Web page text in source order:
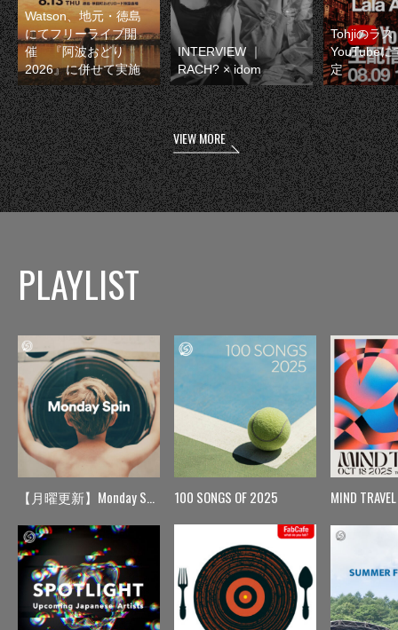
Watson、地元・徳島
にてフリーライブ開
催 『阿波おどり
2026』に併せて実施
INTERVIEW ｜
RACH? × idom
Tohjiのラス
YouTubeに
定
VIEW MORE
PLAYLIST
【月曜更新】Monday Spin 100 SONGS OF 2025 MIND TRAVEL